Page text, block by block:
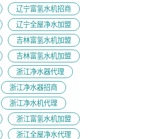
辽宁富氢水机招商
辽宁全屋净水加盟
吉林富氢水机加盟
吉林富氢水机加盟
浙江净水器代理
浙江净水器招商
浙江净水机代理
浙江富氢水机加盟
浙江全屋净水代理